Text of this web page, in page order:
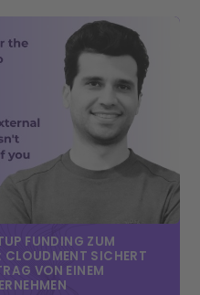
FUNDING ZUM
CLOUDMENT SICHERT
VON EINEM G